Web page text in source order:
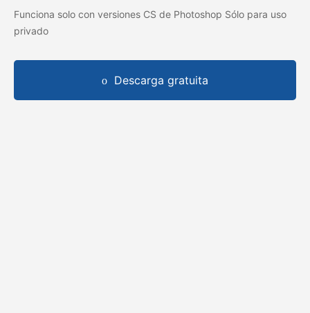
Funciona solo con versiones CS de Photoshop Sólo para uso
privado
Descarga gratuita